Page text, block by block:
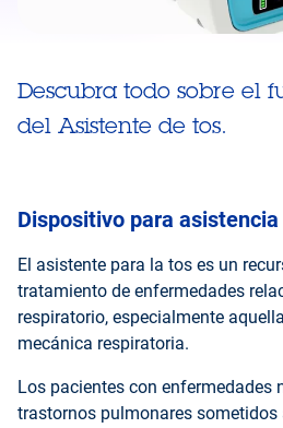
Descubra todo sobre el
del Asistente de tos.
Dispositivo para
El asistente para la tos es un
tratamiento de enfermedades
respiratorio, especialmente
mecánica respiratoria.
Los pacientes con enfermedades
trastornos pulmonares